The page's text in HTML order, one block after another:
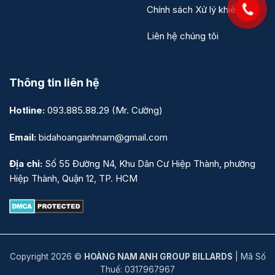
Chính sách Xử lý khiếu nại
Liên hệ chúng tôi
Thông tin liên hệ
Hotline: 093.885.88.29 (Mr. Cường)
Email: bidahoanganhnam@gmail.com
Địa chỉ: Số 55 Đường N4, Khu Dân Cư Hiệp Thành, phường
Hiệp Thành, Quận 12, TP. HCM
Copyright 2026 © HOÀNG NAM ANH GROUP BILLARDS | Mã Số
Thuế: 0317967967